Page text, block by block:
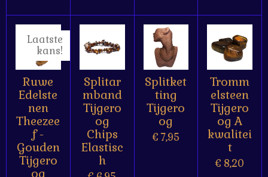
Laatste
kans!
Ruwe
Edelste
nen
Theezee
f -
Gouden
Tijgero
og
Splitar
mband
Tijgero
og
Chips
Elastisc
h
Splitket
ting
Tijgero
og
€ 7,95
Tromm
elsteen
Tijgero
og A
kwalitei
t
€ 8,20